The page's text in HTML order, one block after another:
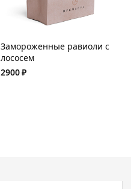
Замороженные равиоли с
лососем
2900₽